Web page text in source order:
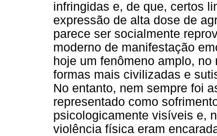
infringidas e, de que, certos
expressão de alta dose de
parece ser socialmente
moderno de manifestação
hoje um fenômeno amplo,
formas mais civilizadas e
No entanto, nem sempre foi
representado como
psicologicamente visíveis e,
violência física eram